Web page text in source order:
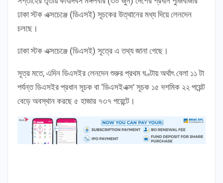
ঢাকা স্টক এক্সচেঞ্জে (ডিএসই) সূচকের উত্থানের মধ্য দিয়ে লেনদেন
চলছে।
ঢাকা স্টক এক্সচেঞ্জে (ডিএসই) সূত্রে এ তথ্য জানা গেছে।
সূত্র মতে, এদিন ডিএসইর লেনদেন শুরুর প্রথম ঘণ্টায় অর্থাৎ বেলা ১১ টা
পর্যন্ত ডিএসইর প্রধান সূচক বা ‘ডিএসইএক্স’ সূচক ১৫ দশমিক ২২ পয়েন্ট
বেড়ে অবস্থান করছে ৫ হাজার ৭৩৭ পয়েন্টে।